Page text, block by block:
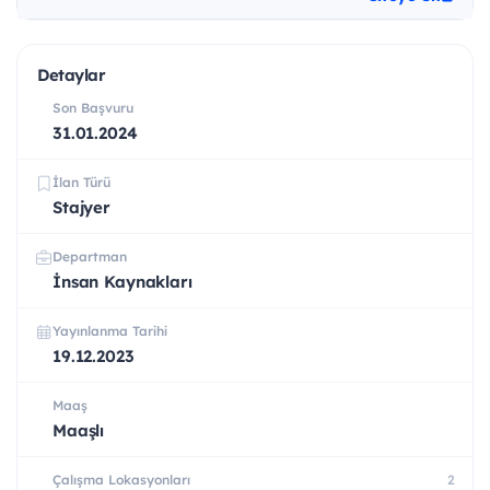
Detaylar
Son Başvuru
31.01.2024
İlan Türü
Stajyer
Departman
İnsan Kaynakları
Yayınlanma Tarihi
19.12.2023
Maaş
Maaşlı
Çalışma Lokasyonları 2